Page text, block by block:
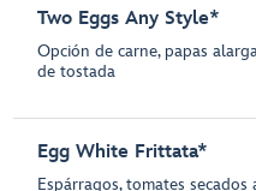
Two Eggs Any Style*
Opción de carne, papas
de tostada
Egg White Frittata*
Espárragos, tomates secados